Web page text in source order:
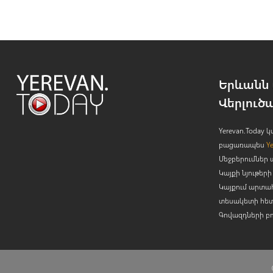
Երևանն
բացառապես
Մեջբերումներ
Կայքի
Կայքում
տեսակետի
Գովազդների